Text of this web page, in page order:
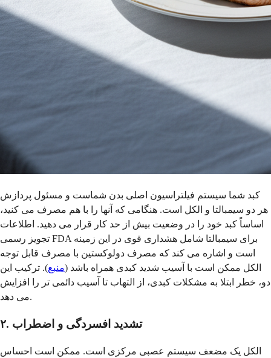
کبد شما سیستم فیلتراسیون اصلی بدن شماست و مسئول پردازش
هر دو سیمبالتا و الکل است. هنگامی که آنها را با هم مصرف می کنید،
اساساً کبد خود را در وضعیت بیش از حد کار قرار می دهید. اطلاعات
تجویز رسمی FDA برای سیمبالتا شامل هشداری قوی در این زمینه
است و اشاره می کند که مصرف دولوکستین با مصرف قابل توجه
الکل ممکن است با آسیب شدید کبدی همراه باشد (منبع). ترکیب این
دو، خطر ابتلا به مشکلات کبدی، از التهاب تا آسیب دائمی تر را افزایش
می دهد.
۲. تشدید افسردگی و اضطراب
الکل یک مضعف سیستم عصبی مرکزی است. ممکن است احساس